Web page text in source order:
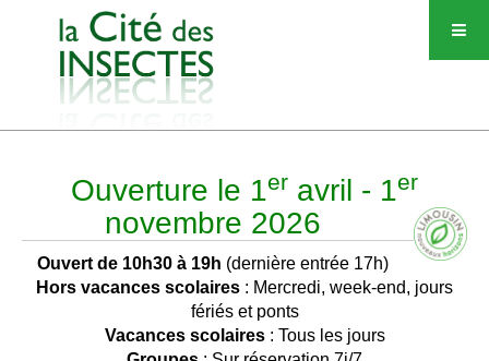
Ouverture le 1er avril - 1er
novembre 2026
Ouvert de 10h30 à 19h (dernière entrée 17h)
Hors vacances scolaires : Mercredi, week-end, jours
fériés et ponts
Vacances scolaires: Tous les jours